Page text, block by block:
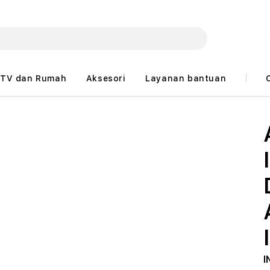
TV dan Rumah Aksesori Layanan bantuan